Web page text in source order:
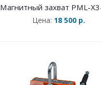
Магнитный захват PML-
Цена: 18 500 р.